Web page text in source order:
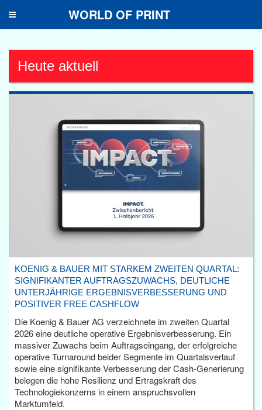
Toggle
WORLD OF PRINT
Heute aktuell
KOENIG & BAUER MIT STARKEM ZWEITEN QUARTAL:
SIGNIFIKANTER AUFTRAGSZUWACHS, DEUTLICHE
UNTERJÄHRIGE ERGEBNISVERBESSERUNG UND
POSITIVER FREE CASHFLOW
Die Koenig & Bauer AG verzeichnete im zweiten Quartal
2026 eine deutliche operative Ergebnisverbesserung. Ein
massiver Zuwachs beim Auftragseingang, der erfolgreiche
operative Turnaround beider Segmente im Quartalsverlauf
sowie eine signifikante Verbesserung der Cash-Generierung
belegen die hohe Resilienz und Ertragskraft des
Technologiekonzerns in einem anspruchsvollen
Marktumfeld.